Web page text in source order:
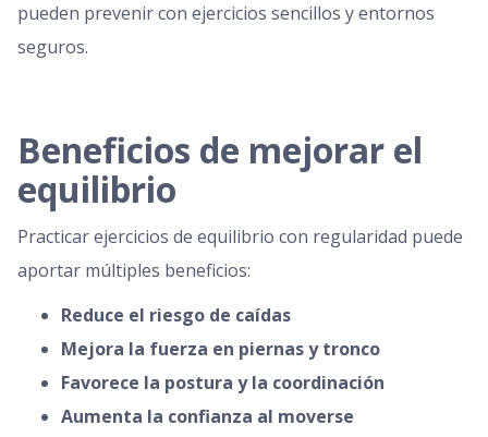
pueden prevenir con ejercicios sencillos y entornos
seguros.
Beneficios de mejorar el
equilibrio
Practicar ejercicios de equilibrio con regularidad puede
aportar múltiples beneficios:
Reduce el riesgo de caídas
Mejora la fuerza en piernas y tronco
Favorece la postura y la coordinación
Aumenta la confianza al moverse